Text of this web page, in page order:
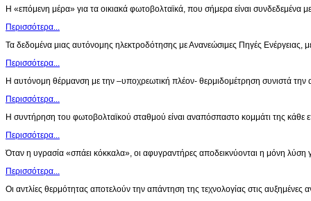
Η «επόμενη μέρα» για τα οικιακά φωτοβολταϊκά, που σήμερα είναι συνδεδεμένα
Περισσότερα...
Τα δεδομένα μιας αυτόνομης ηλεκτροδότησης με Ανανεώσιμες Πηγές Ενέργειας,
Περισσότερα...
Η αυτόνομη θέρμανση με την –υποχρεωτική πλέον- θερμιδομέτρηση συνιστά
Περισσότερα...
Η συντήρηση του φωτοβολταϊκού σταθμού είναι αναπόσπαστο κομμάτι της κάθε
Περισσότερα...
Όταν η υγρασία «σπάει κόκκαλα», οι αφυγραντήρες αποδεικνύονται η μόνη λύση
Περισσότερα...
Οι αντλίες θερμότητας αποτελούν την απάντηση της τεχνολογίας στις